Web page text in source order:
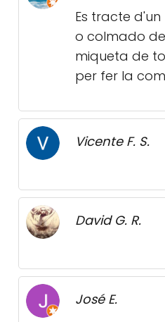
Es tracte
o colmado de
miqueta de
per fer la
Vicente F. S.
David G. R.
José E.